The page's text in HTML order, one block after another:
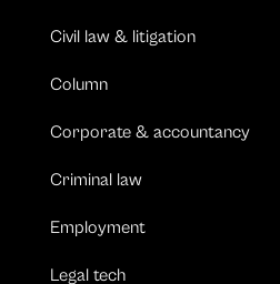
Civil law & litigation
Column
Corporate & accountancy
Criminal law
Employment
Legal tech